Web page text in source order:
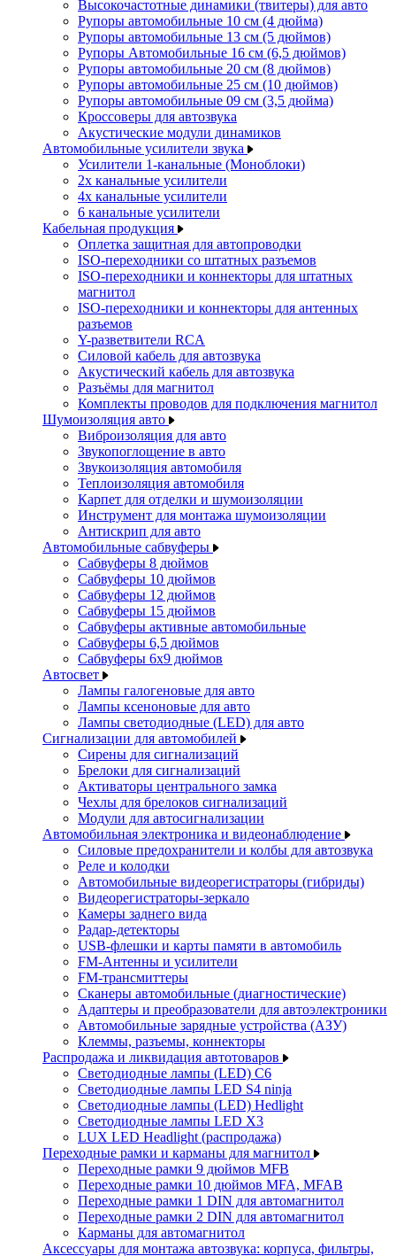
Высокочастотные динамики (твитеры) для авто
Рупоры автомобильные 10 см (4 дюйма)
Рупоры автомобильные 13 см (5 дюймов)
Рупоры Автомобильные 16 см (6,5 дюймов)
Рупоры автомобильные 20 см (8 дюймов)
Рупоры автомобильные 25 см (10 дюймов)
Рупоры автомобильные 09 см (3,5 дюйма)
Кроссоверы для автозвука
Акустические модули динамиков
Автомобильные усилители звука
Усилители 1-канальные (Моноблоки)
2х канальные усилители
4х канальные усилители
6 канальные усилители
Кабельная продукция
Оплетка защитная для автопроводки
ISO-переходники со штатных разъемов
ISO-переходники и коннекторы для штатных
магнитол
ISO-переходники и коннекторы для антенных
разъемов
Y-разветвители RCA
Силовой кабель для автозвука
Акустический кабель для автозвука
Разъёмы для магнитол
Комплекты проводов для подключения магнитол
Шумоизоляция авто
Виброизоляция для авто
Звукопоглощение в авто
Звукоизоляция автомобиля
Теплоизоляция автомобиля
Карпет для отделки и шумоизоляции
Инструмент для монтажа шумоизоляции
Антискрип для авто
Автомобильные сабвуферы
Сабвуферы 8 дюймов
Сабвуферы 10 дюймов
Сабвуферы 12 дюймов
Сабвуферы 15 дюймов
Сабвуферы активные автомобильные
Сабвуферы 6,5 дюймов
Сабвуферы 6x9 дюймов
Автосвет
Лампы галогеновые для авто
Лампы ксеноновые для авто
Лампы светодиодные (LED) для авто
Сигнализации для автомобилей
Сирены для сигнализаций
Брелоки для сигнализаций
Активаторы центрального замка
Чехлы для брелоков сигнализаций
Модули для автосигнализации
Автомобильная электроника и видеонаблюдение
Силовые предохранители и колбы для автозвука
Реле и колодки
Автомобильные видеорегистраторы (гибриды)
Видеорегистраторы-зеркало
Камеры заднего вида
Радар-детекторы
USB-флешки и карты памяти в автомобиль
FM-Антенны и усилители
FM-трансмиттеры
Сканеры автомобильные (диагностические)
Адаптеры и преобразователи для автоэлектроники
Автомобильные зарядные устройства (АЗУ)
Клеммы, разъемы, коннекторы
Распродажа и ликвидация автотоваров
Светодиодные лампы (LED) C6
Светодиодные лампы LED S4 ninja
Светодиодные лампы (LED) Hedlight
Светодиодные лампы LED X3
LUX LED Headlight (распродажа)
Переходные рамки и карманы для магнитол
Переходные рамки 9 дюймов MFB
Переходные рамки 10 дюймов MFA, MFAB
Переходные рамки 1 DIN для автомагнитол
Переходные рамки 2 DIN для автомагнитол
Карманы для автомагнитол
Аксессуары для монтажа автозвука: корпуса, фильтры,